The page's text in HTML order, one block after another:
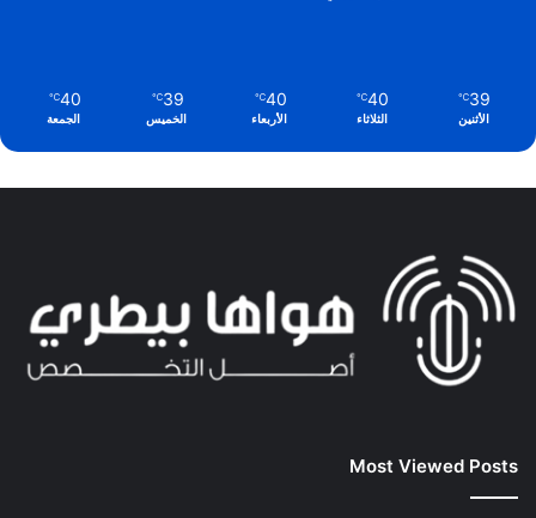
39
℃
الأثنين
40
℃
الثلاثاء
40
℃
الأربعاء
39
℃
الخميس
40
℃
الجمعة
Most Viewed Posts